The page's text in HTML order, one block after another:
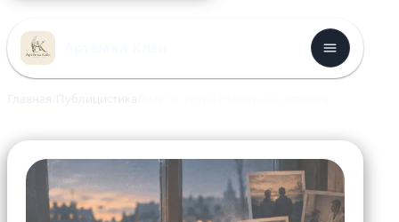
к
содержимому